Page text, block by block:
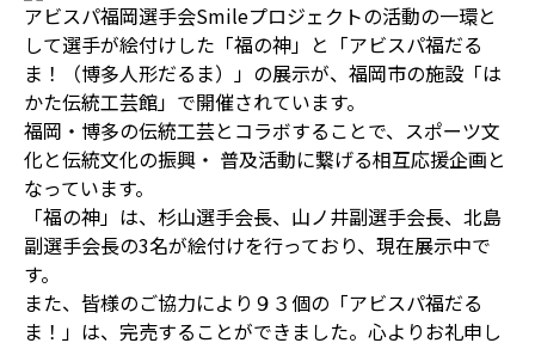
アビスパ福岡選手会Smileプロジェクトの活動の一環と
して選手が絵付けした「福の神」と「アビスパ福だる
ま！（博多人形だるま）」の展示が、福岡市の施設「は
かた伝統工芸館」で開催されています。
福岡・博多の伝統工芸とコラボすることで、スポーツ文
化と伝統文化の振興・ 普及活動に繋げる相互応援企画と
なっています。
「福の神」は、杉山選手会長、山ノ井副選手会長、北島
副選手会長の3名が絵付けを行っており、現在展示中で
す。
また、皆様のご協力により９３個の「アビスパ福だる
ま！」は、完売することができました。心よりお礼申し